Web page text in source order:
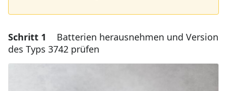
Schritt 1
Batterien herausnehmen und Version
des Typs 3742 prüfen